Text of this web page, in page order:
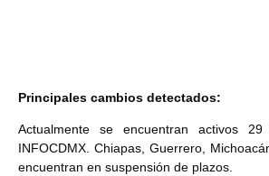
Principales cambios detectados:
Actualmente se encuentran activos
INFOCDMX. Chiapas, Guerrero,
encuentran en suspensión de plazos.